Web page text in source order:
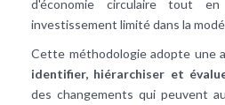
d'économie circulaire tout
investissement limité dans la
Cette méthodologie adopte une
identifier, hiérarchiser et
des changements qui peuvent